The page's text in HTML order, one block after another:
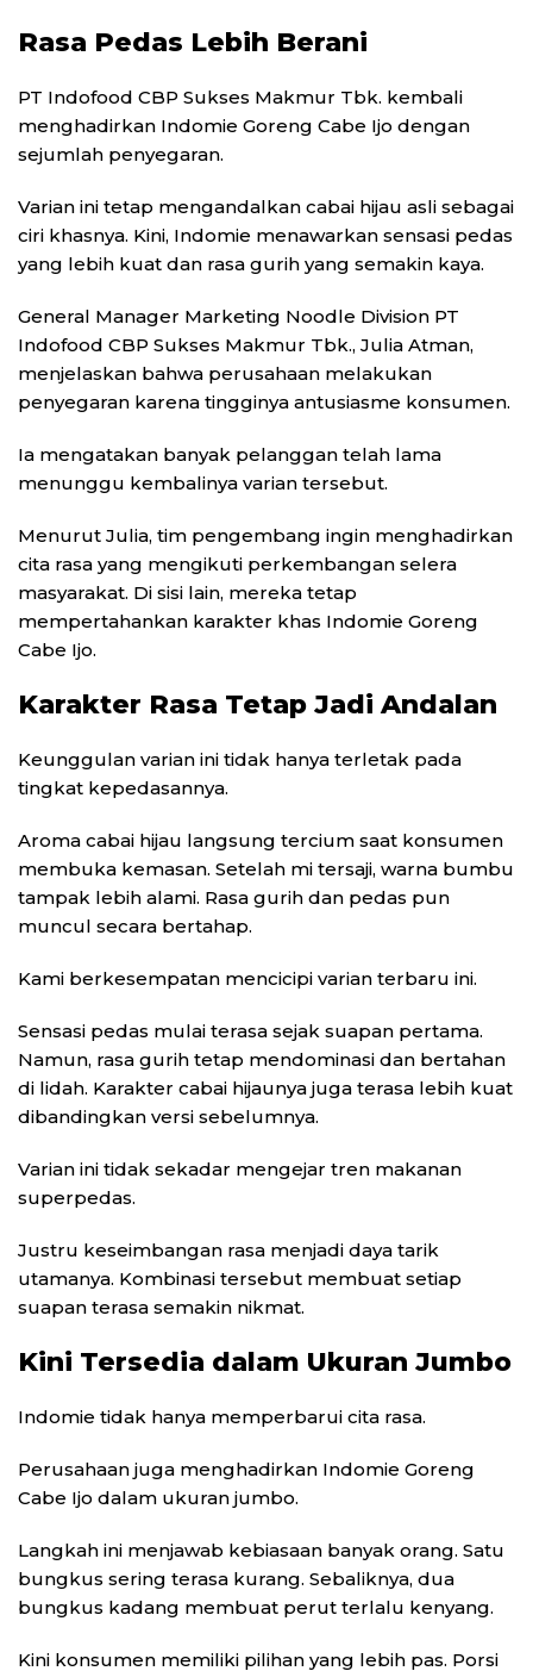
Rasa Pedas Lebih Berani
PT Indofood CBP Sukses Makmur Tbk. kembali
menghadirkan Indomie Goreng Cabe Ijo dengan
sejumlah penyegaran.
Varian ini tetap mengandalkan cabai hijau asli sebagai
ciri khasnya. Kini, Indomie menawarkan sensasi pedas
yang lebih kuat dan rasa gurih yang semakin kaya.
General Manager Marketing Noodle Division PT
Indofood CBP Sukses Makmur Tbk., Julia Atman,
menjelaskan bahwa perusahaan melakukan
penyegaran karena tingginya antusiasme konsumen.
Ia mengatakan banyak pelanggan telah lama
menunggu kembalinya varian tersebut.
Menurut Julia, tim pengembang ingin menghadirkan
cita rasa yang mengikuti perkembangan selera
masyarakat. Di sisi lain, mereka tetap
mempertahankan karakter khas Indomie Goreng
Cabe Ijo.
Karakter Rasa Tetap Jadi Andalan
Keunggulan varian ini tidak hanya terletak pada
tingkat kepedasannya.
Aroma cabai hijau langsung tercium saat konsumen
membuka kemasan. Setelah mi tersaji, warna bumbu
tampak lebih alami. Rasa gurih dan pedas pun
muncul secara bertahap.
Kami berkesempatan mencicipi varian terbaru ini.
Sensasi pedas mulai terasa sejak suapan pertama.
Namun, rasa gurih tetap mendominasi dan bertahan
di lidah. Karakter cabai hijaunya juga terasa lebih kuat
dibandingkan versi sebelumnya.
Varian ini tidak sekadar mengejar tren makanan
superpedas.
Justru keseimbangan rasa menjadi daya tarik
utamanya. Kombinasi tersebut membuat setiap
suapan terasa semakin nikmat.
Kini Tersedia dalam Ukuran Jumbo
Indomie tidak hanya memperbarui cita rasa.
Perusahaan juga menghadirkan Indomie Goreng
Cabe Ijo dalam ukuran jumbo.
Langkah ini menjawab kebiasaan banyak orang. Satu
bungkus sering terasa kurang. Sebaliknya, dua
bungkus kadang membuat perut terlalu kenyang.
Kini konsumen memiliki pilihan yang lebih pas. Porsi